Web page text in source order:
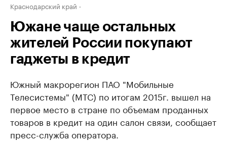
Краснодарский край
Южане чаще остальных
жителей России покупают
гаджеты в кредит
Южный макрорегион ПАО "Мобильные
Телесистемы" (МТС) по итогам 2015г. вышел на
первое место в стране по объемам проданных
товаров в кредит на один салон связи, сообщает
пресс-служба оператора.